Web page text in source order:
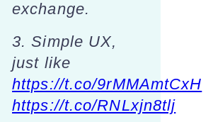
exchange.
3. Simple UX,
just like
https://t.co/9rMMAmtCxH
https://t.co/RNLxjn8tlj